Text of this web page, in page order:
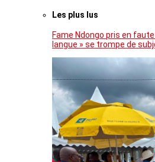
Les plus lus
Fame Ndongo pris en
langue » se trompe de